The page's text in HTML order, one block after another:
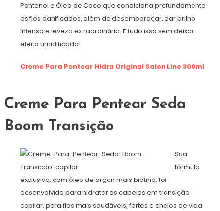
Pantenol e Óleo de Coco que condiciona profundamente
os fios danificados, além de desembaraçar, dar brilho
intenso e leveza extraordinária. E tudo isso sem deixar
efeito umidificado!
Creme Para Pentear Hidra Original Salon Line 300ml
Creme Para Pentear Seda
Boom Transição
Sua
fórmula
exclusiva, com óleo de argan mais biotina, foi
desenvolvida para hidratar os cabelos em transição
capilar, para fios mais saudáveis, fortes e cheios de vida